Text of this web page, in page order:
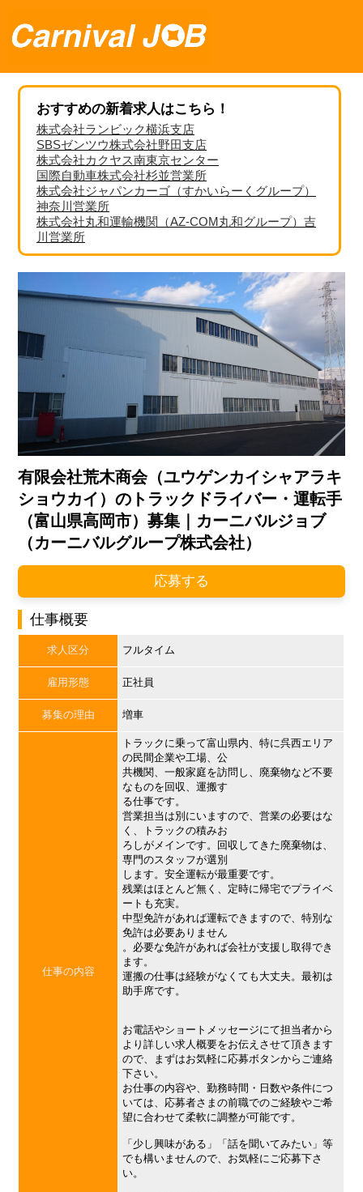
おすすめの新着求人はこちら！
株式会社ランビック横浜支店
SBSゼンツウ株式会社野田支店
株式会社カクヤス南東京センター
国際自動車株式会社杉並営業所
株式会社ジャパンカーゴ（すかいらーくグループ）
神奈川営業所
株式会社丸和運輸機関（AZ-COM丸和グループ）吉
川営業所
有限会社荒木商会（ユウゲンカイシャアラキ
ショウカイ）のトラックドライバー・運転手
（富山県高岡市）募集｜カーニバルジョブ
（カーニバルグループ株式会社）
応募する
仕事概要
求人区分 フルタイム
雇用形態 正社員
募集の理由 増車
仕事の内容
トラックに乗って富山県内、特に呉西エリア
の民間企業や工場、公
共機関、一般家庭を訪問し、廃棄物など不要
なものを回収、運搬す
る仕事です。
営業担当は別にいますので、営業の必要はな
く、トラックの積みお
ろしがメインです。回収してきた廃棄物は、
専門のスタッフが選別
します。安全運転が最重要です。
残業はほとんど無く、定時に帰宅でプライベ
ートも充実。
中型免許があれば運転できますので、特別な
免許は必要ありません
。必要な免許があれば会社が支援し取得でき
ます。
運搬の仕事は経験がなくても大丈夫。最初は
助手席です。
お電話やショートメッセージにて担当者から
より詳しい求人概要をお伝えさせて頂きます
ので、まずはお気軽に応募ボタンからご連絡
下さい。
お仕事の内容や、勤務時間・日数や条件につ
いては、応募者さまの前職でのご経験やご希
望に合わせて柔軟に調整が可能です。
「少し興味がある」「話を聞いてみたい」等
でも構いませんので、お気軽にご応募下さ
い。